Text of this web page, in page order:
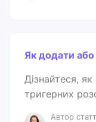
Як додати або
Дізнайтеся,
тригерних
Автор